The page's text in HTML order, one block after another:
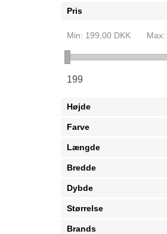
Pris
Min: 199,00 DKK Max:
199
Højde
Farve
Længde
Bredde
Dybde
Størrelse
Brands